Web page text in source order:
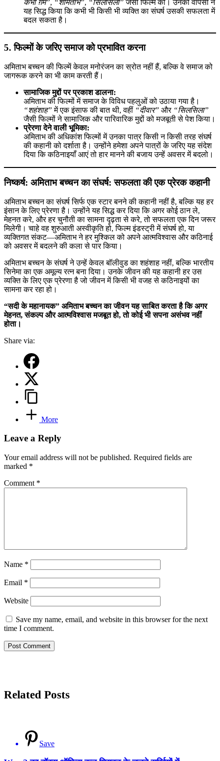
कभी ग़म”, “शमिताभ”, “सिलसिला” जैसी फिल्में की। उनकी वापसी ने
यह सिद्ध किया कि कभी भी किसी भी व्यक्ति का संघर्ष उसकी सफलता में
बदल सकता है।
5. फिल्मों के जरिए समाज को प्रभावित करना
अमिताभ बच्चन की फिल्में केवल मनोरंजन का स्रोत नहीं हैं, बल्कि वे समाज को
जागरूक करने का भी काम करती हैं।
सामाजिक मुद्दों पर प्रकाश डालना:
अमिताभ की फिल्मों में समाज के विविध पहलुओं को उठाया गया है।
“शहंशाह” में एक इंसाफ की बात थी, वहीं “दीवार” और “सिलसिला”
जैसी फिल्मों ने सामाजिक और पारिवारिक मुद्दों को मजबूती से पेश किया।
प्रेरणा देने वाली भूमिका:
अमिताभ की अधिकांश फिल्मों में उनका पात्र किसी न किसी तरह संघर्ष
की कहानी को दर्शाता है। उन्होंने हमेशा अपने पात्रों के जरिए यह संदेश
दिया कि कठिनाइयाँ आएं तो हार मानने की बजाय उन्हें अवसर में बदलो।
निष्कर्ष: अमिताभ बच्चन का संघर्ष: सफलता की एक प्रेरक कहानी
अमिताभ बच्चन का संघर्ष सिर्फ एक स्टार बनने की कहानी नहीं है, बल्कि यह हर
इंसान के लिए प्रेरणा है। उन्होंने यह सिद्ध कर दिया कि अगर कोई ठान ले,
मेहनत करे, और हर चुनौती का सामना दृढ़ता से करे, तो सफलता एक दिन जरूर
मिलेगी। चाहे वह शुरुआती अस्वीकृति हो, फिल्म इंडस्ट्री में संघर्ष हो, या
व्यक्तिगत संकट—अमिताभ ने हर मुश्किल को अपने आत्मविश्वास और कठिनाई
को अवसर में बदलने की कला से पार किया।
अमिताभ बच्चन के संघर्ष ने उन्हें केवल बॉलीवुड का शहंशाह नहीं, बल्कि भारतीय
सिनेमा का एक अमूल्य रत्न बना दिया। उनके जीवन की यह कहानी हर उस
व्यक्ति के लिए एक प्रेरणा है जो जीवन में किसी भी वजह से कठिनाइयों का
सामना कर रहा हो।
“सदी के महानायक” अमिताभ बच्चन का जीवन यह साबित करता है कि अगर
मेहनत, संकल्प और आत्मविश्वास मजबूत हो, तो कोई भी सपना असंभव नहीं
होता।
Share via:
More
Leave a Reply
Your email address will not be published. Required fields are
marked *
Comment *
Name *
Email *
Website
Save my name, email, and website in this browser for the next
time I comment.
Related Posts
Save